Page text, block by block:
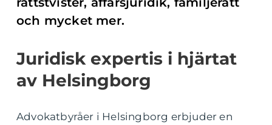
och mycket mer.
Juridisk expertis i hjärtat
av Helsingborg
Advokatbyråer i Helsingborg erbjuder en